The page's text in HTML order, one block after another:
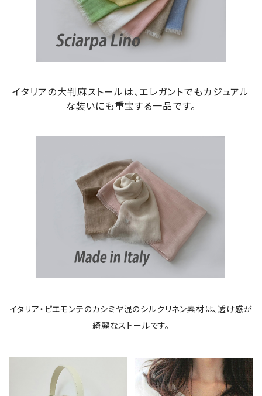
イタリアの大判麻ストールは、エレガントでもカジュアル
な装いにも重宝する一品です。
イタリア・ピエモンテのカシミヤ混のシルクリネン素材は、透け感が
綺麗なストールです。